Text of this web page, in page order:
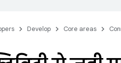
Develop Core areas